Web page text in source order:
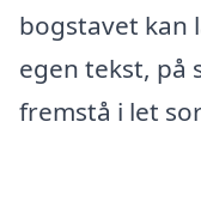
bogstavet kan
egen tekst, på
fremstå i let